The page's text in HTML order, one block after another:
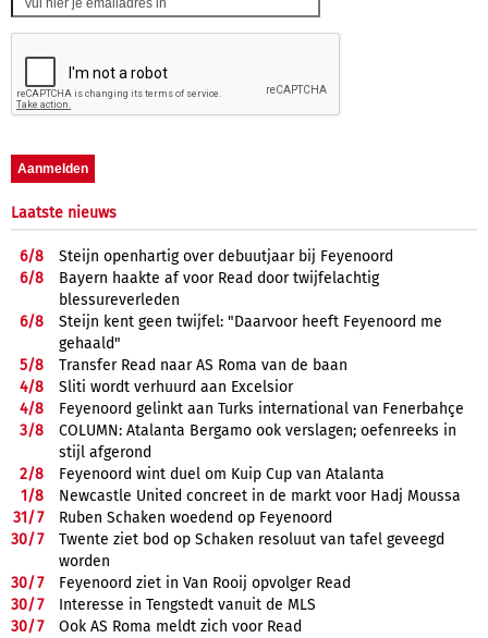
Laatste nieuws
6/8
Steijn openhartig over debuutjaar bij Feyenoord
6/8
Bayern haakte af voor Read door twijfelachtig
blessureverleden
6/8
Steijn kent geen twijfel: "Daarvoor heeft Feyenoord me
gehaald"
5/8
Transfer Read naar AS Roma van de baan
4/8
Sliti wordt verhuurd aan Excelsior
4/8
Feyenoord gelinkt aan Turks international van Fenerbahçe
3/8
COLUMN: Atalanta Bergamo ook verslagen; oefenreeks in
stijl afgerond
2/8
Feyenoord wint duel om Kuip Cup van Atalanta
1/8
Newcastle United concreet in de markt voor Hadj Moussa
31/7
Ruben Schaken woedend op Feyenoord
30/7
Twente ziet bod op Schaken resoluut van tafel geveegd
worden
30/7
Feyenoord ziet in Van Rooij opvolger Read
30/7
Interesse in Tengstedt vanuit de MLS
30/7
Ook AS Roma meldt zich voor Read